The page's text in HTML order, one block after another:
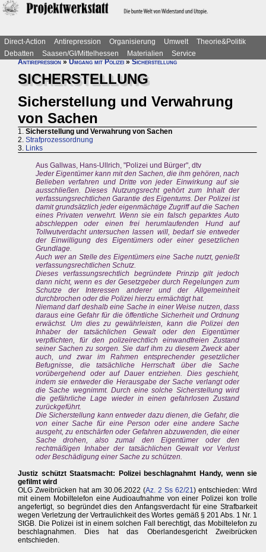
Direct-Action Antirepression Organisierung Umwelt
Theorie&Politik
Debatten
Saasen/GI/Mittelhessen Materialien
Service
Antirepression»Umgang mit Polizei»Sicherstellung
SICHERSTELLUNG
Sicherstellung und Verwahrung
von Sachen
1. Sicherstellung und Verwahrung von Sachen
2. Strafprozessordnung
3. Links
Aus Gallwas, Hans-Ullrich, "Polizei und Bürger", dtv
Jeder Eigentümer kann mit den Sachen, die ihm gehören, nach
Belieben verfahren und Dritte von jeder Einwirkung auf sie
ausschließen. Dieses Nutzungsrecht gehört zum Inhalt der
verfassungsrechtlichen Garantie des Eigentums. Der Polizei ist
damit grundsätzlich jeder eigenmächtige Zugriff auf die Sachen
eines Privaten verwehrt. Wenn sie ein falsch geparktes Auto
abschleppen oder einen frei herumlaufenden Hund auf
Tollwutverdacht untersuchen lassen will, bedarf sie entweder
der Einwilligung des Eigentümers oder einer gesetzlichen
Grundlage.
Auch wer an Stelle des Eigentümers eine Sache nutzt, genießt
verfassungsrechtlichen Schutz.
Dieses verfassungsrechtlich begründete Prinzip gilt jedoch
dann nicht, wenn es der Gesetzgeber durch Regelungen zum
Schutze der Interessen anderer und der Allgemeinheit
durchbrochen oder die Polizei hierzu ermächtigt hat.
Niemand darf deshalb eine Sache in einer Weise nutzen, dass
daraus eine Gefahr für die öffentliche Sicherheit und Ordnung
erwächst. Um dies zu gewährleisten, kann die Polizei den
Inhaber der tatsächlichen Gewalt oder den Eigentümer
verpflichten, für den polizeirechtlich einwandfreien Zustand
seiner Sachen zu sorgen. Sie darf ihm zu diesem Zweck aber
auch, und zwar im Rahmen entsprechender gesetzlicher
Befugnisse, die tatsächliche Herrschaft über die Sache
vorübergehend oder auf Dauer entziehen. Dies geschieht,
indem sie entweder die Herausgabe der Sache verlangt oder
die Sache wegnimmt. Durch eine solche Sicherstellung wird
die gefährliche Lage wieder in einen gefahrlosen Zustand
zurückgeführt.
Die Sicherstellung kann entweder dazu dienen, die Gefahr, die
von einer Sache für eine Person oder eine andere Sache
ausgeht, zu entschärfen oder Gefahren abzuwenden, die einer
Sache drohen, also zumal den Eigentümer oder den
rechtmäßigen Inhaber der tatsächlichen Gewalt vor Verlust
oder Beschädigung einer Sache zu schützen.
Justiz schützt Staatsmacht: Polizei beschlagnahmt Handy, wenn sie
gefilmt wird
OLG Zweibrücken hat am 30.06.2022 (Az. 2 Ss 62/21) entschieden: Wird
mit einem Mobiltelefon eine Audioaufnahme von einer Polizei kon trolle
angefertigt, so begründet dies den Anfangsverdacht für eine Strafbarkeit
wegen Verletzung der Vertraulichkeit des Wortes gemäß § 201 Abs. 1 Nr. 1
StGB. Die Polizei ist in einem solchen Fall berechtigt, das Mobiltelefon zu
beschlagnahmen. Dies hat das Oberlandesgericht Zweibrücken
entschieden.